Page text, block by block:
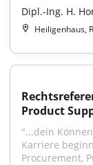
Dipl.-Ing. H.
Heiligenhaus,
Product
"...dein
Karriere
Procurement,